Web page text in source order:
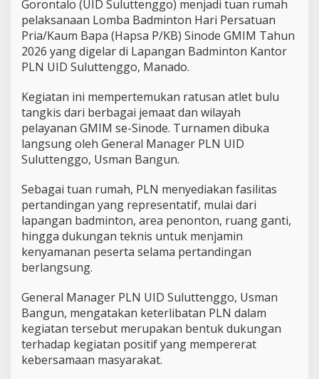
b
a
B
a
d
i
n
t
o
n
H
s
a
P
/
K
B
n
o
e
G
M
Gorontalo (UID Suluttenggo) menjadi tuan rumah
pelaksanaan Lomba Badminton Hari Persatuan
Pria/Kaum Bapa (Hapsa P/KB) Sinode GMIM Tahun
2026 yang digelar di Lapangan Badminton Kantor
PLN UID Suluttenggo, Manado.
Kegiatan ini mempertemukan ratusan atlet bulu
tangkis dari berbagai jemaat dan wilayah
pelayanan GMIM se-Sinode. Turnamen dibuka
langsung oleh General Manager PLN UID
Suluttenggo, Usman Bangun.
Sebagai tuan rumah, PLN menyediakan fasilitas
pertandingan yang representatif, mulai dari
lapangan badminton, area penonton, ruang ganti,
hingga dukungan teknis untuk menjamin
kenyamanan peserta selama pertandingan
berlangsung.
General Manager PLN UID Suluttenggo, Usman
Bangun, mengatakan keterlibatan PLN dalam
kegiatan tersebut merupakan bentuk dukungan
terhadap kegiatan positif yang mempererat
kebersamaan masyarakat.